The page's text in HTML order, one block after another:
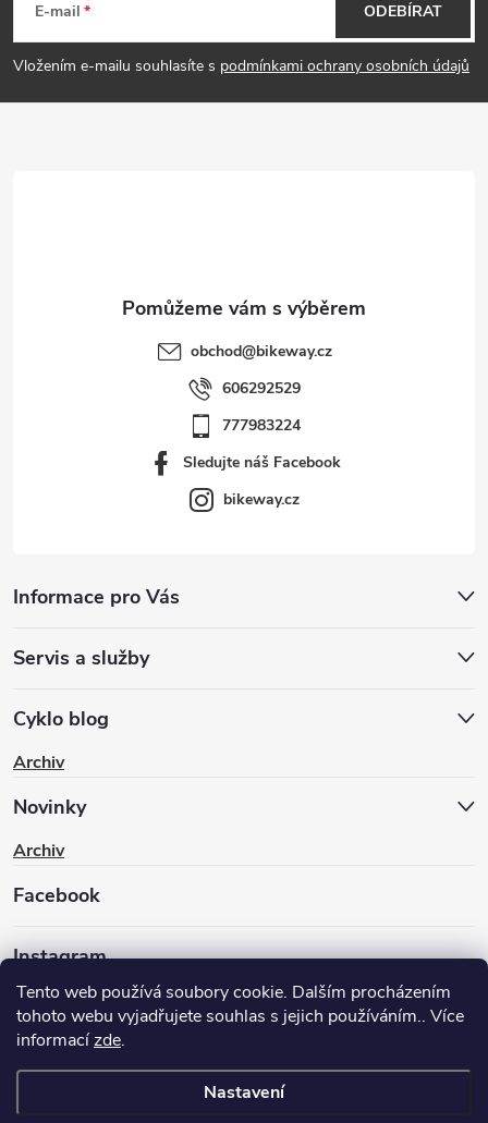
Tento web používá soubory cookie. Dalším procházením
tohoto webu vyjadřujete souhlas s jejich používáním.. Více
informacízde.
Nastavení
p
E-mail
Vložením e-mailu souhlasíte s podmínkami ochrany osobních údajů
ODEBÍRAT
obchod@bikeway.cz
606292529
777983224
Sledujte náš Facebook
bikeway.cz
Informace pro Vás
Servis a služby
Cyklo blog
Archiv
Novinky
Archiv
Facebook
Instagram